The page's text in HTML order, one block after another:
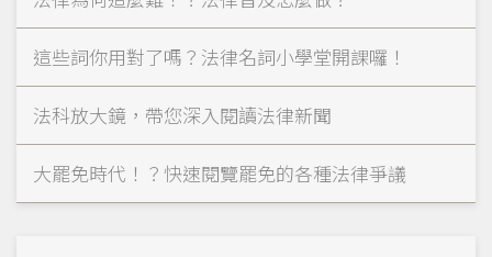
這些詞你用對了嗎？法律名詞小學堂開課囉！
法科放大鏡，帶您深入閱讀法律新聞
大罷免時代！？快速閱覽罷免的各種法律爭議